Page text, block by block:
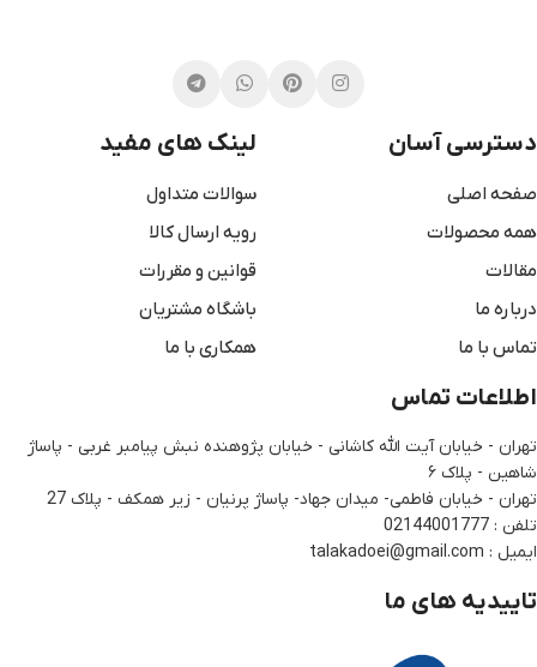
دسترسی آسان
صفحه اصلی
همه محصولات
مقالات
درباره ما
تماس با ما
لینک های مفید
سوالات متداول
رویه ارسال کالا
قوانین و مقررات
باشگاه مشتریان
همکاری با ما
اطلاعات تماس
تهران - خیابان آیت الله کاشانی - خیابان پژوهنده نبش پیامبر غربی - پاساژ
شاهین - پلاک ۶
تهران - خیابان فاطمی- میدان جهاد- پاساژ پرنیان - زیر همکف - پلاک 27
تلفن : 02144001777
ایمیل : talakadoei@gmail.com
تاییدیه های ما